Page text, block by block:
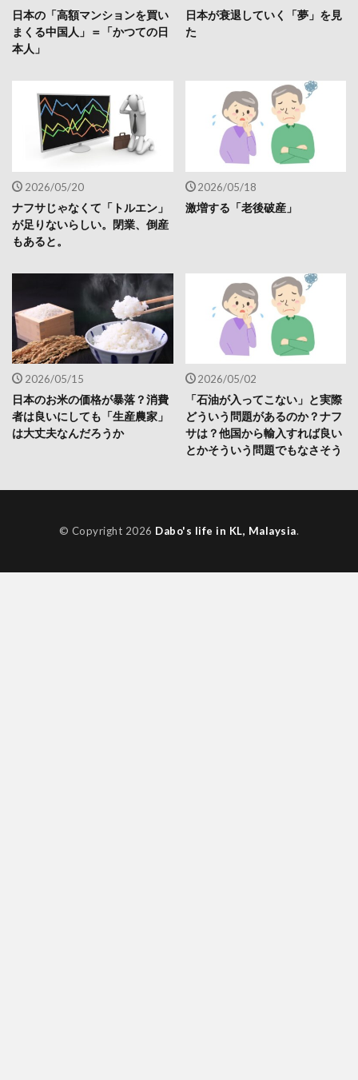
日本の「高額マンションを買い
まくる中国人」＝「かつての日
本人」
日本が衰退していく「夢」を見
た
2026/05/20
ナフサじゃなくて「トルエン」
が足りないらしい。閉業、倒産
もあると。
2026/05/18
激増する「老後破産」
2026/05/15
日本のお米の価格が暴落？消費
者は良いにしても「生産農家」
は大丈夫なんだろうか
2026/05/02
「石油が入ってこない」と実際
どういう問題があるのか？ナフ
サは？他国から輸入すれば良い
とかそういう問題でもなさそう
© Copyright 2026 Dabo's life in KL, Malaysia.